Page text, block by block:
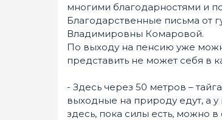
многими благодарностями и
Благодарственные письма от
Владимировны Комаровой.
По выходу на пенсию уже
представить не может себя в
- Здесь через 50 метров –
выходные на природу едут, а
здесь, пока силы есть, можно